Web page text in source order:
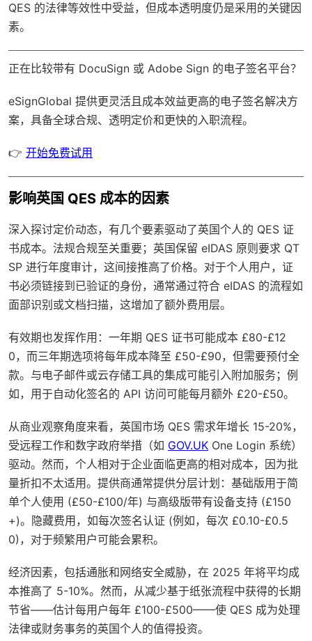
QES 的法律等效性中受益，但成本透明度仍是采用的关键因
素。
正在比较带有 DocuSign 或 Adobe Sign 的电子签名平台？
eSignGlobal 提供更灵活且成本效益更高的电子签名解决方
案，具备全球合规、透明定价和更快的入职流程。
👉 开始免费试用
影响英国 QES 成本的因素
深入探讨定价动态，有几个要素驱动了英国个人的 QES 证
书成本。法规合规至关重要；英国保留 eIDAS 原则要求 QT
SP 进行年度审计，这间接推高了价格。对于个人用户，证
书必须链接到已验证的身份，通常通过符合 eIDAS 的流程如
面部识别或文档扫描，这增加了额外费用层。
有效期也发挥作用：一年期 QES 证书可能成本 £80-£12
0，而三年期选项将每年成本降至 £50-£90，但需要预付全
款。与电子邮件或云存储工具的集成可能引入附加服务；例
如，用于自动化签名的 API 访问可能每月额外 £20-£50。
从商业观察角度来看，英国市场 QES 需求年增长 15-20%，
受远程工作和数字政府举措（如 GOV.UK One Login 系统）
驱动。然而，个人相对于企业面临更高的相对成本，因为批
量折扣不太适用。提供商通常提供分层计划：基础版用于简
单个人使用 (£50-£100/年) 与高级版带有设备支持 (£150
+)。隐藏费用，如每次签名认证 (例如，每次 £0.10-£0.5
0)，对于频繁用户可能会累积。
经济因素，包括通胀和网络安全威胁，在 2025 年将平均成
本推高了 5-10%。然而，从减少基于纸张流程中获得的长期
节省——估计每用户每年 £100-£500——使 QES 成为处理
法律或财务事务的英国个人的值得投资。